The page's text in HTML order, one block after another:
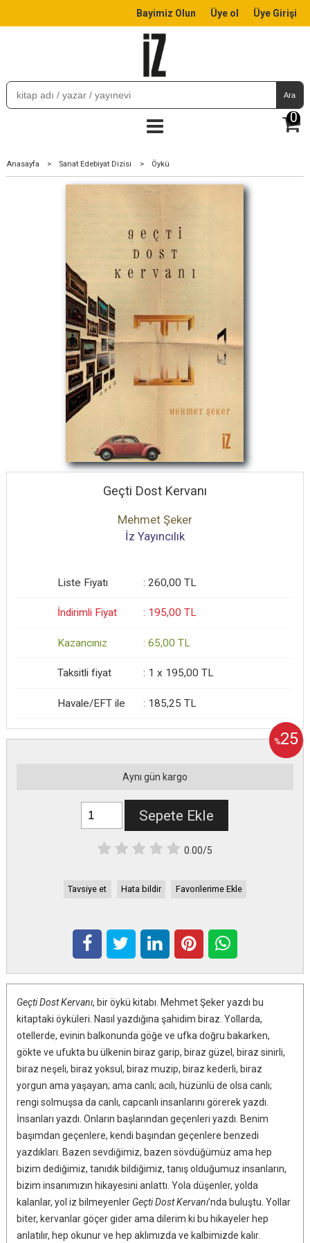
Bayimiz Olun Üye ol Üye Girişi
Ara
0
Anasayfa > Sanat Edebiyat Dizisi > Öykü
Geçti Dost Kervanı
Mehmet Şeker
İz Yayıncılık
Liste Fiyatı :260,00 TL
İndirimli Fiyat : 195,00 TL
Kazancınız :65,00 TL
Taksitli fiyat : 1 x 195,00 TL
Havale/EFT ile : 185,25 TL
%25
Aynı gün kargo
Sepete Ekle
0.00/5
Tavsiye et Hata bildir Favorilerime Ekle
Geçti Dost Kervanı, bir öykü kitabı. Mehmet Şeker yazdı bu
kitaptaki öyküleri. Nasıl yazdığına şahidim biraz. Yollarda,
otellerde, evinin balkonunda göğe ve ufka doğru bakarken,
gökte ve ufukta bu ülkenin biraz garip, biraz güzel, biraz sinirli,
biraz neşeli, biraz yoksul, biraz muzip, biraz kederli, biraz
yorgun ama yaşayan; ama canlı; acılı, hüzünlü de olsa canlı;
rengi solmuşsa da canlı, capcanlı insanlarını görerek yazdı.
İnsanları yazdı. Onların başlarından geçenleri yazdı. Benim
başımdan geçenlere, kendi başından geçenlere benzedi
yazdıkları. Bazen sevdiğimiz, bazen sövdüğümüz ama hep
bizim dediğimiz, tanıdık bildiğimiz, tanış olduğumuz insanların,
bizim insanımızın hikayesini anlattı. Yola düşenler, yolda
kalanlar, yol iz bilmeyenler Geçti Dost Kervanı’nda buluştu. Yollar
biter, kervanlar göçer gider ama dilerim ki bu hikayeler hep
anlatılır, hep okunur ve hep aklımızda ve kalbimizde kalır.